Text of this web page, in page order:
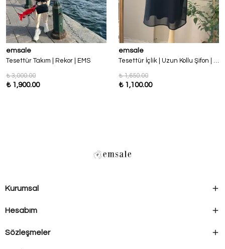
emsale
Tesettür Takım | Rekor | EMS
₺ 3,000.00
₺ 1,900.00
emsale
Tesettür İçlik | Uzun Kollu Şifon | Ems
₺ 1,650.00
₺ 1,100.00
Kurumsal
Hesabım
Sözleşmeler